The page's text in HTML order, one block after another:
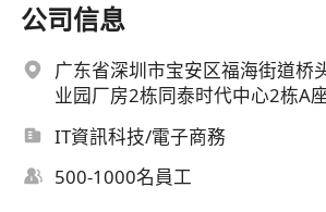
公司信息
广东省深圳市宝安区福海街道桥
业园厂房2栋同泰时代中心2栋A
IT資訊科技/電子商務
500-1000名員工